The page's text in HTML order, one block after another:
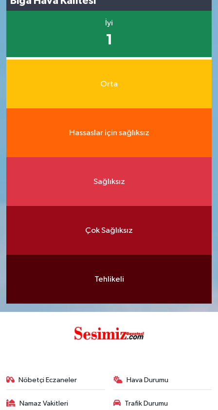
İyi
1
Orta
Hassaslar için sağlıksız
Sağlıksız
Çok Sağlıksız
Tehlikeli
Nöbetçi Eczaneler Hava Durumu
Namaz Vakitleri Trafik Durumu